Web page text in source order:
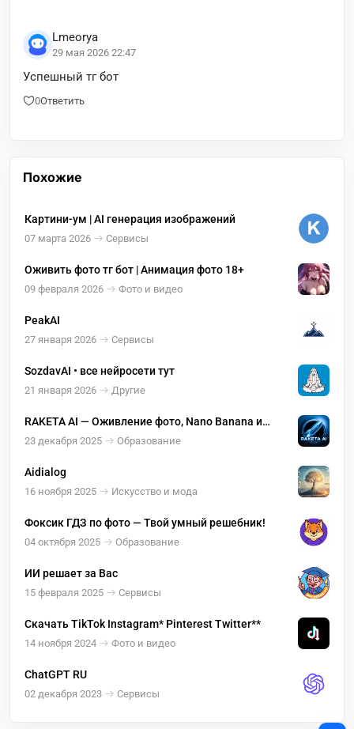
Lmeorya
29 мая 2026 22:47
Успешный тг бот
0Ответить
Похожие
Картини-ум | AI генерация изображений
07 марта 2026 Сервисы
Оживить фото тг бот | Анимация фото 18+
09 февраля 2026 Фото и видео
PeakAI
27 января 2026 Сервисы
SozdavAI • все нейросети тут
21 января 2026 Другие
RAKETA AI — Оживление фото, Nano Banana и
видео Sora
23 декабря 2025 Образование
Aidialog
16 ноября 2025 Искусство и мода
Фоксик ГДЗ по фото — Твой умный решебник!
04 октября 2025 Образование
ИИ решает за Вас
15 февраля 2025 Сервисы
Скачать TikTok Instagram* Pinterest Twitter**
14 ноября 2024 Фото и видео
ChatGPT RU
02 декабря 2023 Сервисы